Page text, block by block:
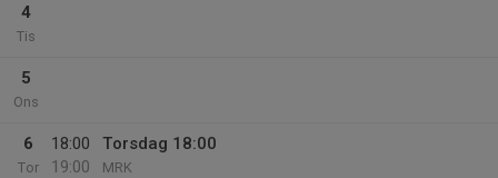
4
Tis
5
Ons
6
Tor
18:00
19:00
Torsdag 18:00
MRK